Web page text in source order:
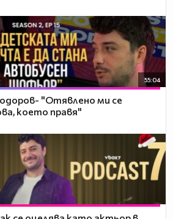
55:04
"Отявлено ми се
което правя"